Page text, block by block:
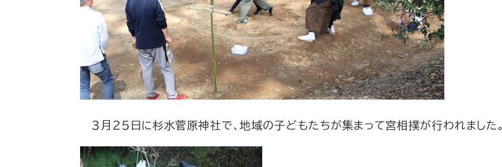
３月２５日に杉水菅原神社で、地域の子どもたちが集まって宮相撲が行われました。